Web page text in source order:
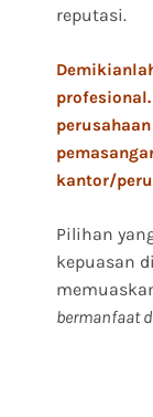
reputasi.
perusahaan
kantor/
Pilihan
kepuasan
bermanfaat